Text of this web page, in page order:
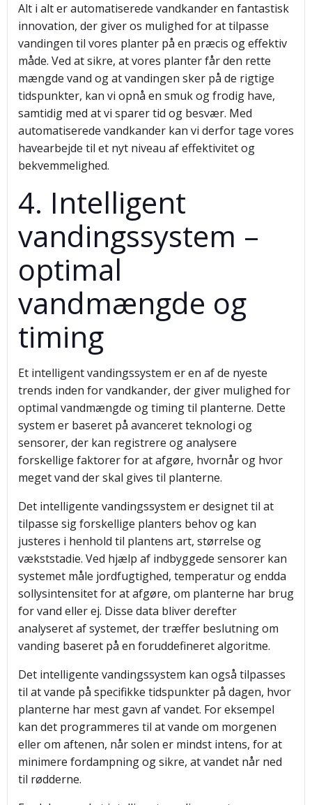
Alt i alt er automatiserede vandkander en fantastisk
innovation, der giver os mulighed for at tilpasse
vandingen til vores planter på en præcis og effektiv
måde. Ved at sikre, at vores planter får den rette
mængde vand og at vandingen sker på de rigtige
tidspunkter, kan vi opnå en smuk og frodig have,
samtidig med at vi sparer tid og besvær. Med
automatiserede vandkander kan vi derfor tage vores
havearbejde til et nyt niveau af effektivitet og
bekvemmelighed.
4. Intelligent
vandingssystem –
optimal
vandmængde og
timing
Et intelligent vandingssystem er en af de nyeste
trends inden for vandkander, der giver mulighed for
optimal vandmængde og timing til planterne. Dette
system er baseret på avanceret teknologi og
sensorer, der kan registrere og analysere
forskellige faktorer for at afgøre, hvornår og hvor
meget vand der skal gives til planterne.
Det intelligente vandingssystem er designet til at
tilpasse sig forskellige planters behov og kan
justeres i henhold til plantens art, størrelse og
vækststadie. Ved hjælp af indbyggede sensorer kan
systemet måle jordfugtighed, temperatur og endda
sollysintensitet for at afgøre, om planterne har brug
for vand eller ej. Disse data bliver derefter
analyseret af systemet, der træffer beslutning om
vanding baseret på en foruddefineret algoritme.
Det intelligente vandingssystem kan også tilpasses
til at vande på specifikke tidspunkter på dagen, hvor
planterne har mest gavn af vandet. For eksempel
kan det programmeres til at vande om morgenen
eller om aftenen, når solen er mindst intens, for at
minimere fordampning og sikre, at vandet når ned
til rødderne.